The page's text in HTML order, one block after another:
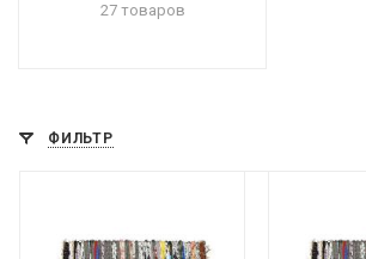
27 товаров
ФИЛЬТР